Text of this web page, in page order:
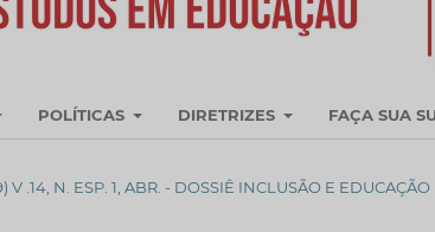
POLÍTICAS DIRETRIZES FAÇA SUA
V .14, N. ESP. 1, ABR. - DOSSIÊ INCLUSÃO E EDUCAÇÃO